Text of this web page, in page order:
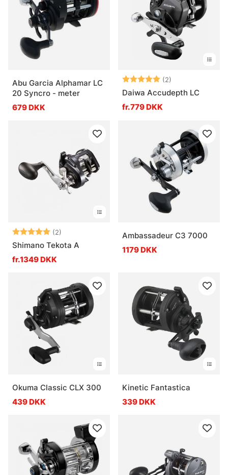
Abu Garcia Alphamar LC
20 Syncro - meter
679 DKK
Vurdering: (2)
Daiwa Accudepth LC
fr.779 DKK
Vurdering: (2)
5.0 ud af 5 stjerner
Shimano Tekota A
fr.1349 DKK
Ambassadeur C3 7000
1179 DKK
Okuma Classic CLX 300
439 DKK
Kinetic Fantastica
339 DKK